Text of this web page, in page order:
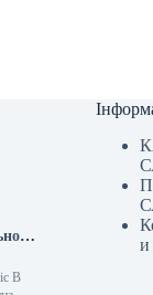
В
и